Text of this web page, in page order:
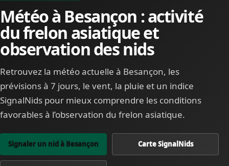
Météo à Besançon : activité
du frelon asiatique et
observation des nids
Retrouvez la météo actuelle à Besançon, les
prévisions à 7 jours, le vent, la pluie et un indice
SignalNids pour mieux comprendre les conditions
favorables à l’observation du frelon asiatique.
Signaler un nid à Besançon Carte SignalNids